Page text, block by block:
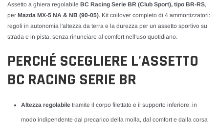
Assetto a ghiera regolabile BC Racing Serie BR (Club Sport), tipo BR-RS,
per Mazda MX-5 NA & NB (90-05). Kit coilover completo di 4 ammortizzatori:
regoli in autonomia l'altezza da terra e la durezza per un assetto sportivo su
strada e in pista, senza rinunciare al comfort nell'uso quotidiano.
PERCHÉ SCEGLIERE L'ASSETTO
BC RACING SERIE BR
Altezza regolabile tramite il corpo filettato e il supporto inferiore, in
modo indipendente dal precarico della molla, dal comfort e dalla corsa